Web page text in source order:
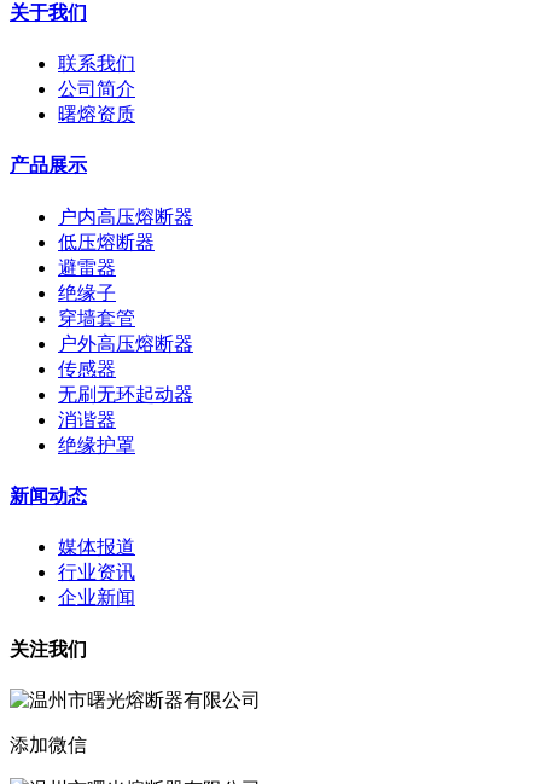
关于我们
联系我们
公司简介
曙熔资质
产品展示
户内高压熔断器
低压熔断器
避雷器
绝缘子
穿墙套管
户外高压熔断器
传感器
无刷无环起动器
消谐器
绝缘护罩
新闻动态
媒体报道
行业资讯
企业新闻
关注我们
添加微信